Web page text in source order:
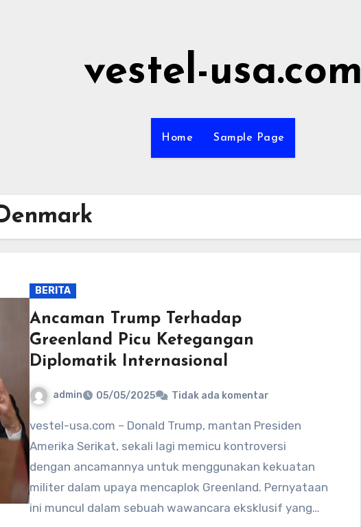
vestel-usa.com
Home Sample Page
BERITA
Ancaman Trump Terhadap
Greenland Picu Ketegangan
Diplomatik Internasional
admin 05/05/2025 Tidak ada komentar
vestel-usa.com – Donald Trump, mantan Presiden
Amerika Serikat, sekali lagi memicu kontroversi
dengan ancamannya untuk menggunakan kekuatan
militer dalam upaya mencaplok Greenland. Pernyataan
ini muncul dalam sebuah wawancara eksklusif yang…